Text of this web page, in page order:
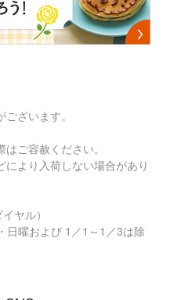
ざいます。
ご容赦ください。
より入荷しない場合があり
ヤル）
日曜および 1／1～1／3は除